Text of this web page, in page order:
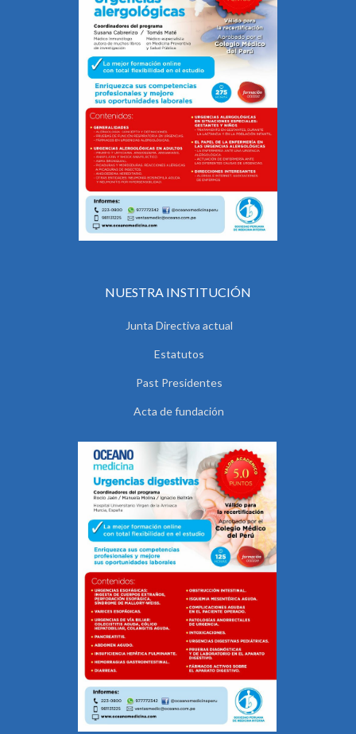
NUESTRA INSTITUCIÓN
Junta Directiva actual
Estatutos
Past Presidentes
Acta de fundación